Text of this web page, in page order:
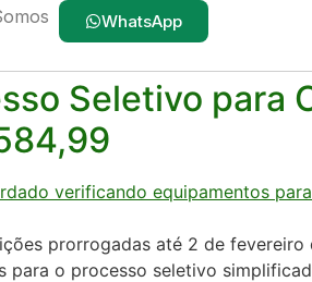
WhatsApp
Seletivo para
prorrogadas até 2 de
para o processo seletivo